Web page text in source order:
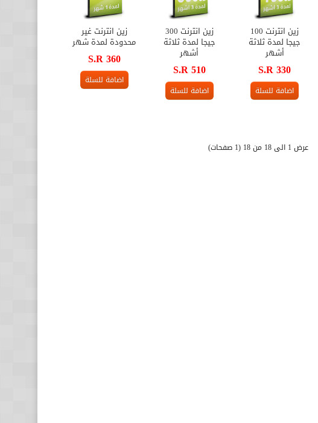
زين انترنت 100
جيجا لمدة ثلاثة
أشهر
S.R 330
اضافة للسلة
زين انترنت 300
جيجا لمدة ثلاثة
أشهر
S.R 510
اضافة للسلة
زين انترنت غير
محدودة لمدة شهر
S.R 360
اضافة للسلة
عرض 1 الى 18 من 18 (1 صفحات)